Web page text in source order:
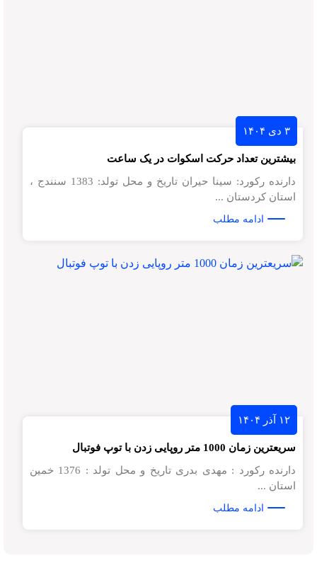
۳ دی ۱۴۰۴
بیشترین تعداد حرکت اسکوات در یک ساعت
دارنده رکورد: سینا حیران تاریخ و محل تولد: 1383 سنندج ،
استان کردستان ...
ادامه مطلب
۱۲ آذر ۱۴۰۴
سریعترین زمان 1000 متر روپایی زدن با توپ فوتبال
دارنده رکورد : مهدی بدری تاریخ و محل تولد : 1376 خمین
استان ...
ادامه مطلب